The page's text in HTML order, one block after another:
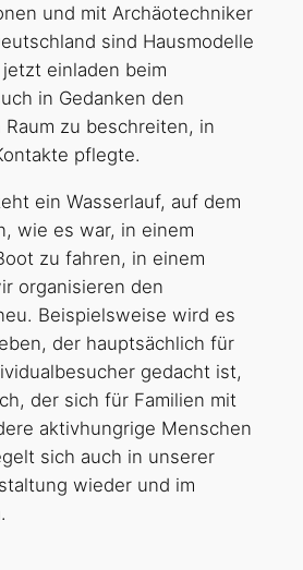
und mit Archäotechniker
sind Hausmodelle
einladen beim
in Gedanken den
zu beschreiten, in
pflegte.
ein Wasserlauf, auf dem
wie es war, in einem
zu fahren, in einem
organisieren den
Beispielsweise wird es
der hauptsächlich für
gedacht ist,
der sich für Familien mit
aktivhungrige Menschen
sich auch in unserer
wieder und im